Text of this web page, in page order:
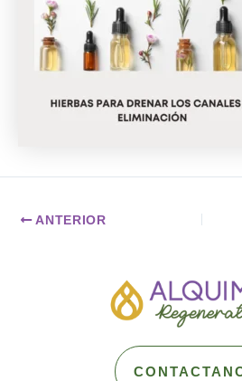
ANTERIOR